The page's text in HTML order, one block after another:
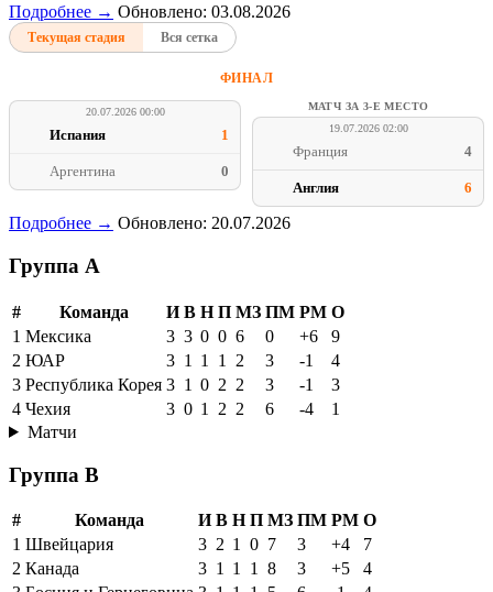
Подробнее → Обновлено: 03.08.2026
Текущая стадия Вся сетка
ФИНАЛ
20.07.2026 00:00
Испания 1
Аргентина 0
МАТЧ ЗА 3-Е МЕСТО
19.07.2026 02:00
Франция 4
Англия 6
Подробнее → Обновлено: 20.07.2026
Группа A
# Команда И В Н П МЗ ПМ РМ О
1 Мексика 3 3 0 0 6 0 +6
9
2 ЮАР 3 1 1 1 2 3 -1
4
3 Республика Корея 3 1 0 2 2 3 -1
3
4 Чехия 3 0 1 2 2 6 -4
1
Матчи
Группа B
# Команда И В Н П МЗ ПМ РМ О
1 Швейцария 3 2 1 0 7 3 +4
7
2 Канада 3 1 1 1 8 3 +5
4